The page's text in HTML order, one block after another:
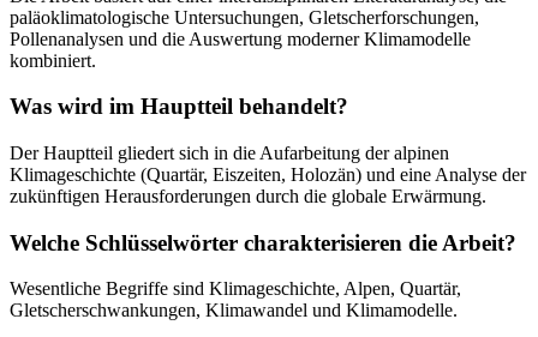
paläoklimatologische Untersuchungen, Gletscherforschungen,
Pollenanalysen und die Auswertung moderner Klimamodelle
kombiniert.
Was wird im Hauptteil behandelt?
Der Hauptteil gliedert sich in die Aufarbeitung der alpinen
Klimageschichte (Quartär, Eiszeiten, Holozän) und eine Analyse der
zukünftigen Herausforderungen durch die globale Erwärmung.
Welche Schlüsselwörter charakterisieren die Arbeit?
Wesentliche Begriffe sind Klimageschichte, Alpen, Quartär,
Gletscherschwankungen, Klimawandel und Klimamodelle.